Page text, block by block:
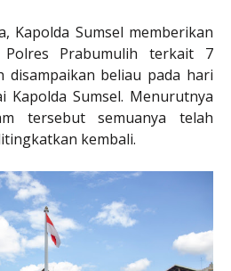
Kapolda Sumsel memberikan
Polres Prabumulih terkait 7
disampaikan beliau pada hari
Kapolda Sumsel. Menurutnya
tersebut semuanya telah
kembali.